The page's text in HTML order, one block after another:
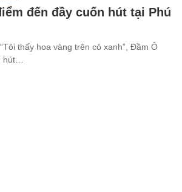
đến đầy cuốn hút tại Phú
thấy hoa vàng trên cỏ xanh”, Đầm Ô
hút…